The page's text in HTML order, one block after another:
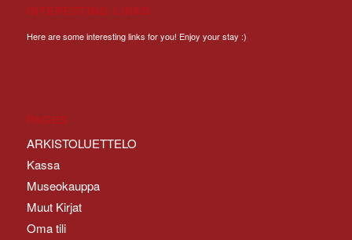
INTERESTING LINKS
Here are some interesting links for you! Enjoy your stay :)
PAGES
ARKISTOLUETTELO
Kassa
Museokauppa
Muut Kirjat
Oma tili